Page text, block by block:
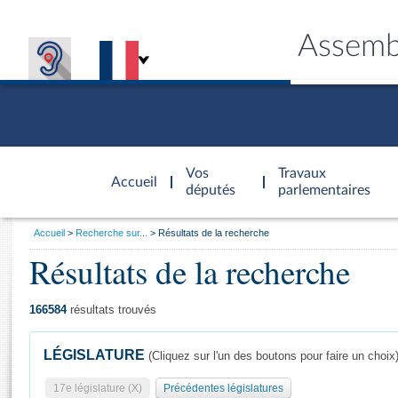
Accueil
d'accueil
Vos
députés
Travaux
parlementaires
Général
Vous
Accueil Recherche sur... Résultats de la recherche
Résultats de la recherche
166584résultats trouvés
LÉGISLATURE (Cliquez sur l'un des boutons pour faire un choix)
17e législature (X) Précédentes législatures